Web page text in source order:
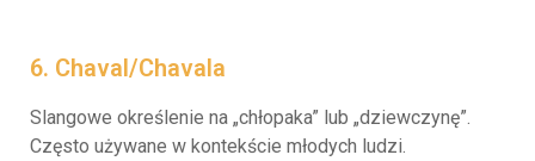
6. Chaval/Chavala
Slangowe określenie na „chłopaka” lub „dziewczynę”.
Często używane w kontekście młodych ludzi.